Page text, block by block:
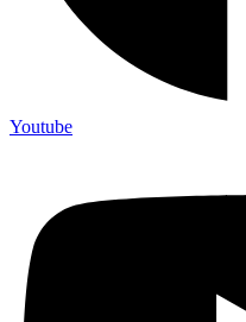
Youtube